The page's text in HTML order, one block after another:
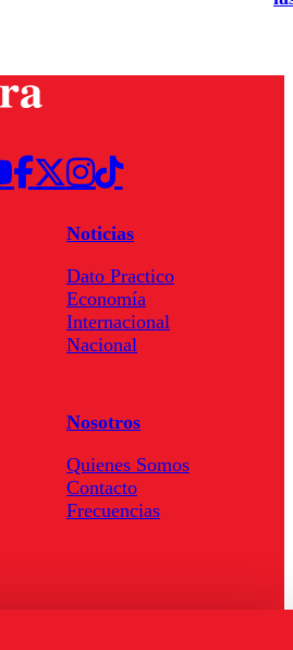
Noticias
Dato Practico
Economía
Internacional
Nacional
Nosotros
Quienes Somos
Contacto
Frecuencias